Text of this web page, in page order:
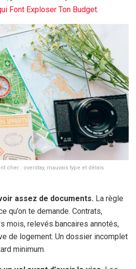
Font Exploser Ton Budget.
cher : overstay, mauvais type et délais
assez de documents. La règle
qu’on te demande. Contrats,
mois, relevés bancaires annotés,
de logement. Un dossier incomplet
minimum.